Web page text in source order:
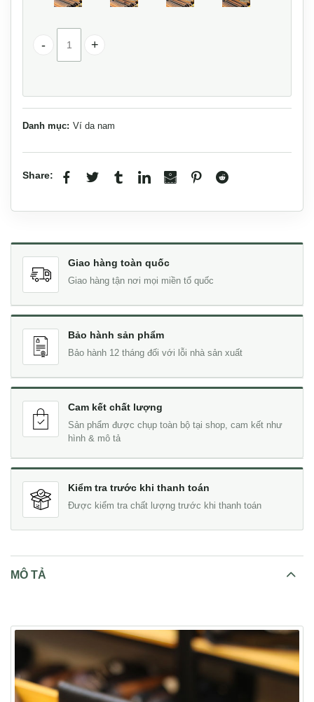
Ví dài da bò kiểu dáng thời trang VCTN069 số lượng
Danh mục: Ví da nam
Share:
Giao hàng toàn quốc
Giao hàng tận nơi mọi miền tổ quốc
Bảo hành sản phẩm
Bảo hành 12 tháng đối với lỗi nhà sản xuất
Cam kết chất lượng
Sản phẩm được chụp toàn bộ tại shop, cam kết như
hình & mô tả
Kiểm tra trước khi thanh toán
Được kiểm tra chất lượng trước khi thanh toán
MÔ TẢ